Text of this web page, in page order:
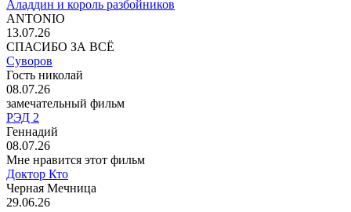
Аладдин и король разбойников
ANTONIO
13.07.26
СПАСИБО ЗА ВСЁ
Суворов
Гость николай
08.07.26
замечательный фильм
РЭД 2
Геннадий
08.07.26
Мне нравится этот фильм
Доктор Кто
Черная Мечница
29.06.26